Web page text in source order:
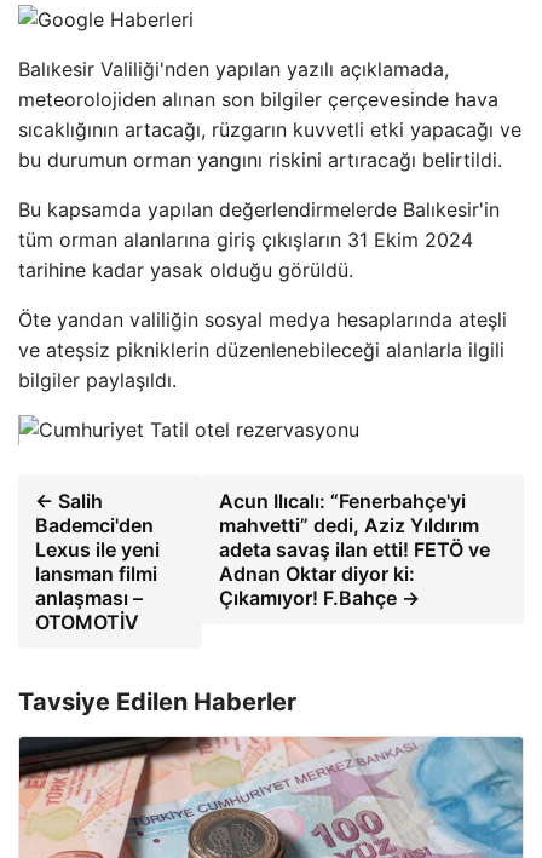
Balıkesir Valiliği'nden yapılan yazılı açıklamada,
meteorolojiden alınan son bilgiler çerçevesinde hava
sıcaklığının artacağı, rüzgarın kuvvetli etki yapacağı ve
bu durumun orman yangını riskini artıracağı belirtildi.
Bu kapsamda yapılan değerlendirmelerde Balıkesir'in
tüm orman alanlarına giriş çıkışların 31 Ekim 2024
tarihine kadar yasak olduğu görüldü.
Öte yandan valiliğin sosyal medya hesaplarında ateşli
ve ateşsiz pikniklerin düzenlenebileceği alanlarla ilgili
bilgiler paylaşıldı.
← Salih
Bademci'den
Lexus ile yeni
lansman filmi
anlaşması –
OTOMOTİV
Acun Ilıcalı: “Fenerbahçe'yi
mahvetti” dedi, Aziz Yıldırım
adeta savaş ilan etti! FETÖ ve
Adnan Oktar diyor ki:
Çıkamıyor! F.Bahçe →
Tavsiye Edilen Haberler